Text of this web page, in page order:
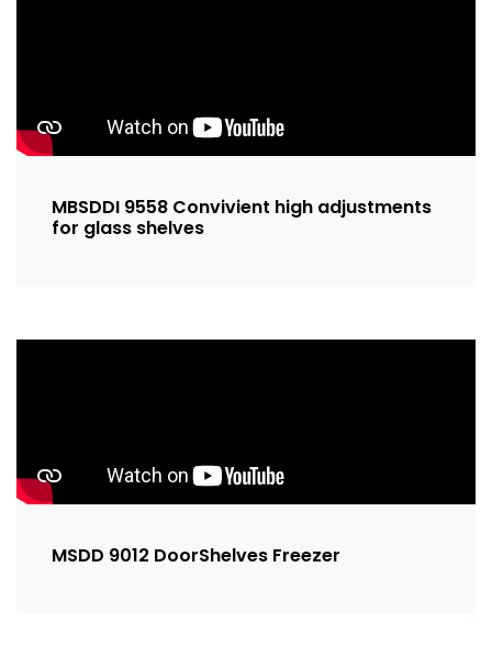
MBSDDI 9558 Convivient high adjustments
for glass shelves
MSDD 9012 DoorShelves Freezer